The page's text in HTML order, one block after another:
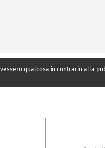
qualcosa in contrario alla